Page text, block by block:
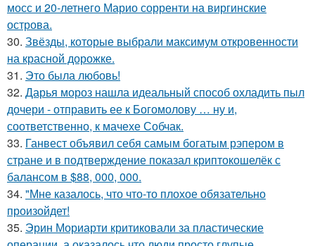
мосс и 20-летнего Марио сорренти на виргинские
острова.
30. Звёзды, которые выбрали максимум откровенности
на красной дорожке.
31. Это была любовь!
32. Дарья мороз нашла идеальный способ охладить пыл
дочери - отправить ее к Богомолову … ну и,
соответственно, к мачехе Собчак.
33. Ганвест объявил себя самым богатым рэпером в
стране и в подтверждение показал криптокошелёк с
балансом в $88, 000, 000.
34. "Мне казалось, что что-то плохое обязательно
произойдет!
35. Эрин Мориарти критиковали за пластические